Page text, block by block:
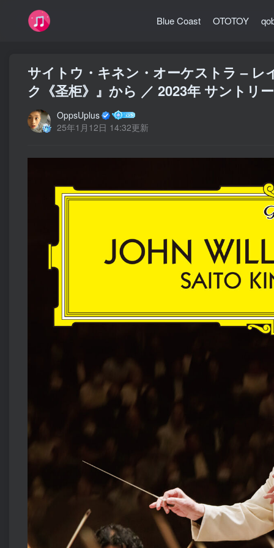
Blue Coast OTOTOY
サイトウ・キネン・オーケストラ – レ
ク《圣柜》』から ／ 2023年 サントリ
OppsUplus
25年1月12日 14:32更新